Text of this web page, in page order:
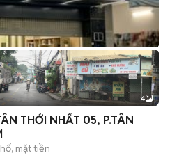
4
THỚI NHẤT 05, P.TÂN
mặt tiền